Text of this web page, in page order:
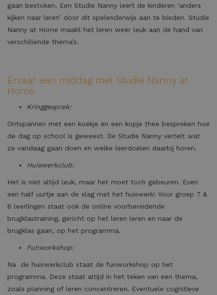
gaan bestoken. Een Studie Nanny leert de kinderen ‘anders
kijken naar leren’ door dit spelenderwijs aan te bieden. Studie
Nanny at Home maakt het leren weer leuk aan de hand van
verschillende thema’s.
Ervaar een middag met Studie Nanny at
Home
Kringgesprek:
Ontspannen met een koekje en een kopje thee bespreken hoe
de dag op school is geweest. De Studie Nanny vertelt wat
ze vandaag gaan doen en welke leerdoelen daarbij horen.
Huiswerkclub:
Het is niet altijd leuk, maar het moet toch gebeuren. Even
een half uurtje aan de slag met het huiswerk! Voor groep 7 &
8 leerlingen staat ook de online voorbereidende
brugklastraining, gericht op het leren leren en naar de
brugklas gaan, op het programma.
Funworkshop:
Na de huiswerkclub staat de funworkshop op het
programma. Deze staat altijd in het teken van een thema,
zoals planning of leren concentreren. Eventuele cognitieve